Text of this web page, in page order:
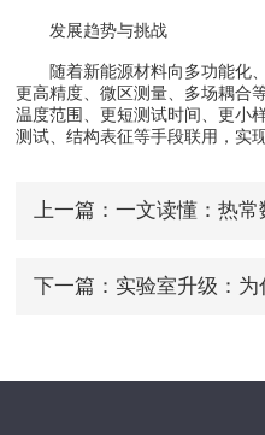
发展趋势与挑战
随着新能源材料向多功能化、
更高精度、微区测量、多场耦合
温度范围、更短测试时间、更小
测试、结构表征等手段联用，实
上一篇： 一文读懂：热常
下一篇： 实验室升级：为什